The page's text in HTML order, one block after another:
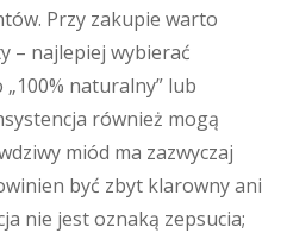
Przy zakupie warto
– najlepiej wybierać
naturalny” lub
również mogą
miód ma zazwyczaj
być zbyt klarowny ani
nie jest oznaką zepsucia;